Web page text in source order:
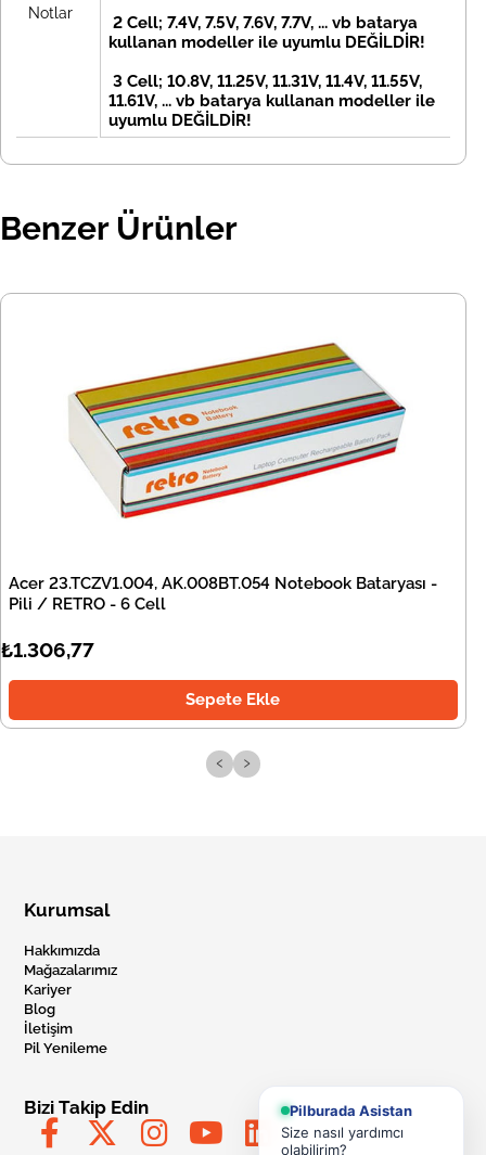
Notlar
2 Cell; 7.4V, 7.5V, 7.6V, 7.7V, ... vb batarya
kullanan modeller ile uyumlu DEĞİLDİR!
3 Cell; 10.8V, 11.25V, 11.31V, 11.4V, 11.55V,
11.61V, ... vb batarya kullanan modeller ile
uyumlu DEĞİLDİR!
Benzer Ürünler
Acer 23.TCZV1.004, AK.008BT.054 Notebook Bataryası -
Pili / RETRO - 6 Cell
₺1.306,77
Sepete Ekle
‹ ›
Kurumsal
Hakkımızda
Mağazalarımız
Kariyer
Blog
İletişim
Pil Yenileme
Bizi Takip Edin
Pilburada Asistan
Size nasıl yardımcı
olabilirim?